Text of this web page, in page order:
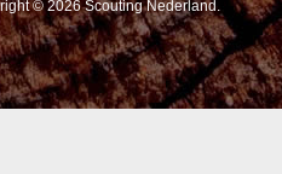
© 2026 Scouting Nederland.